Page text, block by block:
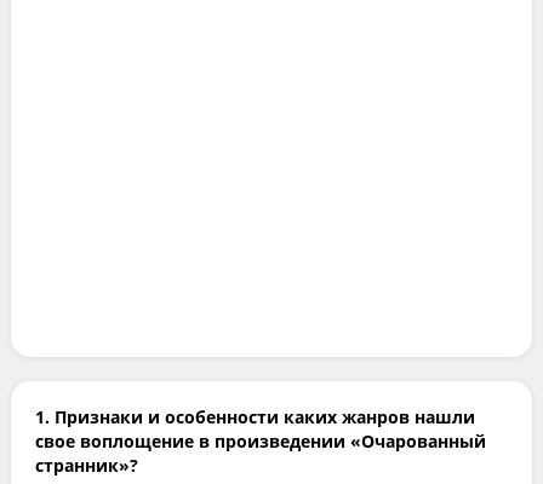
1. Признаки и особенности каких жанров нашли
свое воплощение в произведении «Очарованный
странник»?